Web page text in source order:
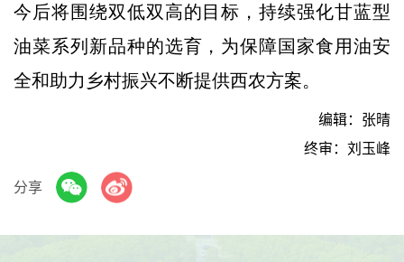
今后将围绕双低双高的目标，持续强化甘蓝型
油菜系列新品种的选育，为保障国家食用油安
全和助力乡村振兴不断提供西农方案。
编辑：张晴
终审：刘玉峰
分享